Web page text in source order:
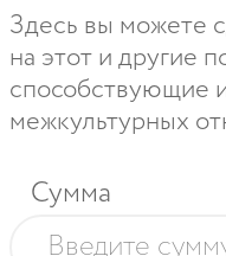
Здесь вы можете
на этот и другие
способствующие
межкультурных
Сумма